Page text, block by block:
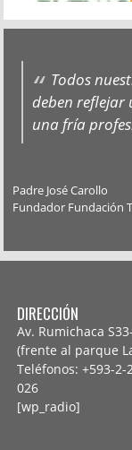
Todos
deben reflejar
una fría
Padre José Carollo
Fundador Fundación
DIRECCIÓN
Av. Rumichaca
(frente al parque
Teléfonos: +593-
026
[wp_radio]